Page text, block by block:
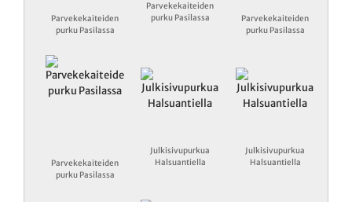
Parvekekaiteiden
purku Pasilassa
Parvekekaiteiden
purku Pasilassa
Parvekekaiteiden
purku Pasilassa
Parvekekaiteiden
purku Pasilassa
Julkisivupurkua
Halsuantiella
Julkisivupurkua
Halsuantiella